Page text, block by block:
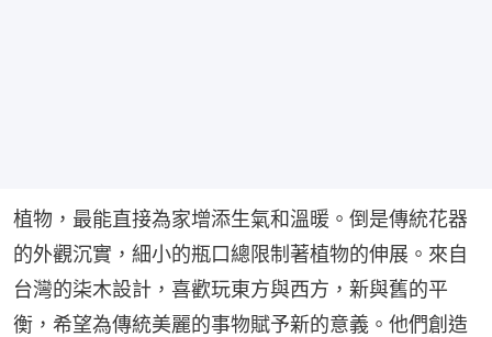
植物，最能直接為家增添生氣和溫暖。倒是傳統花器
的外觀沉實，細小的瓶口總限制著植物的伸展。來自
台灣的柒木設計，喜歡玩東方與西方，新與舊的平
衡，希望為傳統美麗的事物賦予新的意義。他們創造